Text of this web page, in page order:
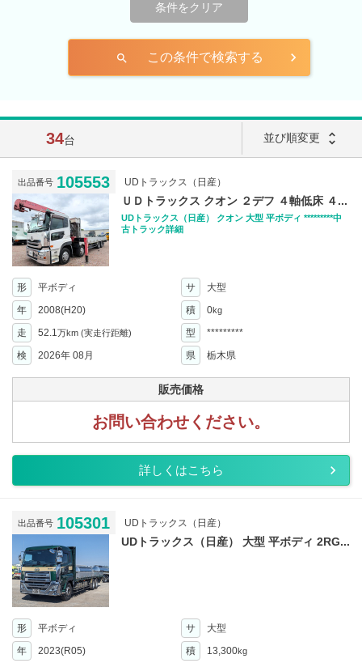
条件をクリア
search この条件で検索する
34台 並び順変更 unfold_more
出品番号 105553 UDトラックス（日産）
ＵＤトラックス クオン ２デフ ４軸低床 ４...
UDトラックス（日産） クオン 大型 平ボディ *********中
古トラック詳細
形 平ボディ サ
大型
年
2008(H20) 積 0kg
走 52.1万km (実走行距離) 型
*********
検
2026年 08月 県 栃木県
販売価格
お問い合わせください。
詳しくはこちら
出品番号 105301 UDトラックス（日産）
UDトラックス（日産） 大型 平ボディ 2RG...
形 平ボディ サ
大型
年
2023(R05) 積 13,300kg